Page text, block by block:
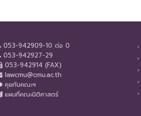
053-942909-10 ต่อ 0
053-942927-29
053-942914 (FAX)
lawcmu@cmu.ac.th
คุยกับคณะฯ
แผนที่คณะนิติศาสตร์